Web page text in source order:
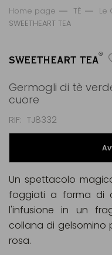
Home page TÈ Le
SWEETHEART TEA
SWEETHEART TEA®
Germogli di tè
cuore
RIF TJ8332
Un spettacolo
foggiati a forma di
l'infusione in un
collana di
rosa.